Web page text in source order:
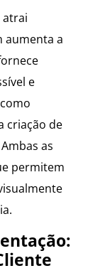
atrai
aumenta a
e
criação de
as
permitem